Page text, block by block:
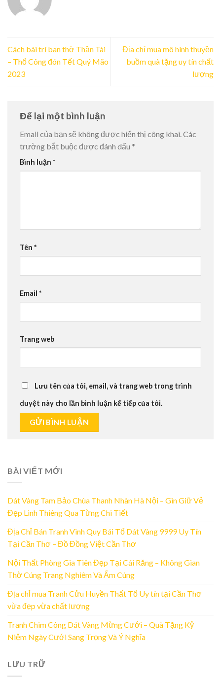
Cách bài trí ban thờ Thần Tài
– Thổ Công đón Tết Quý Mão
2023
Địa chỉ mua mô hình thuyền
buồm quà tặng uy tín chất
lượng
Để lại một bình luận
Email của bạn sẽ không được hiển thị công khai.Các
trường bắt buộc được đánh dấu *
Bình luận *
Tên *
Email *
Trang web
Lưu tên của tôi, email, và trang web trong trình
duyệt này cho lần bình luận kế tiếp của tôi.
BÀI VIẾT MỚI
Dát Vàng Tam Bảo Chùa Thanh Nhàn Hà Nội – Gìn Giữ Vẻ
Đẹp Linh Thiêng Qua Từng Chi Tiết
Địa Chỉ Bán Tranh Vinh Quy Bái Tổ Dát Vàng 9999 Uy Tín
Tại Cần Thơ – Đồ Đồng Việt Cần Thơ
Nội Thất Phòng Gia Tiên Đẹp Tại Cái Răng – Không Gian
Thờ Cúng Trang Nghiêm Và Ấm Cúng
Địa chỉ mua Tranh Cửu Huyền Thất Tổ Uy tín tại Cần Thơ
vừa đẹp vừa chất lượng
Tranh Chim Công Dát Vàng Mừng Cưới – Quà Tặng Kỷ
Niệm Ngày Cưới Sang Trọng Và Ý Nghĩa
LƯU TRỮ